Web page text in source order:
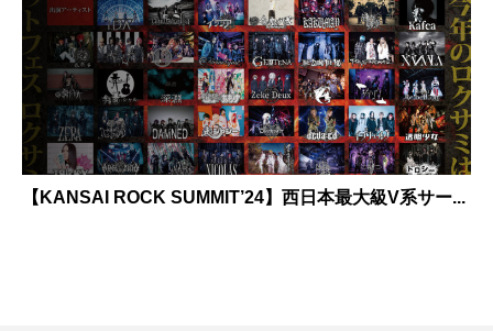
【KANSAI ROCK SUMMIT’24】西日本最大級V系サー...